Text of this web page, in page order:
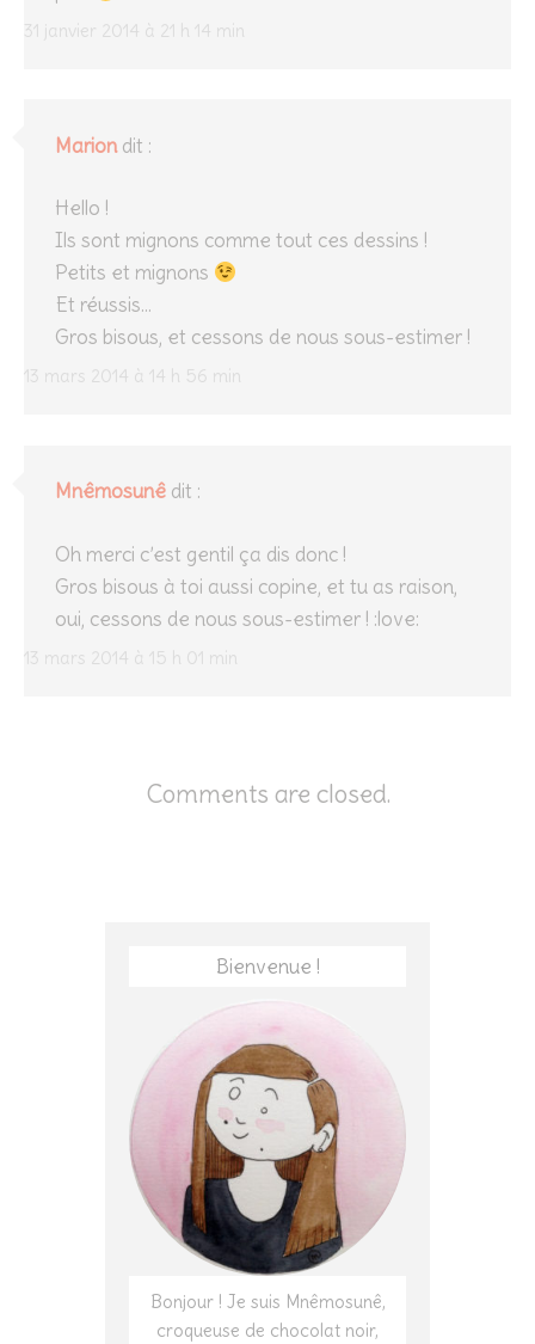
31 janvier 2014 à 21 h 14 min
Marion dit :
13 mars 2014 à 14 h 56 min
Hello !
Ils sont mignons comme tout ces dessins !
Petits et mignons
Et réussis…
Gros bisous, et cessons de nous sous-estimer !
Mnêmosunê dit :
13 mars 2014 à 15 h 01 min
Oh merci c’est gentil ça dis donc !
Gros bisous à toi aussi copine, et tu as raison,
oui, cessons de nous sous-estimer ! :love:
Comments are closed.
Bienvenue !
Bonjour ! Je suis Mnêmosunê,
croqueuse de chocolat noir,